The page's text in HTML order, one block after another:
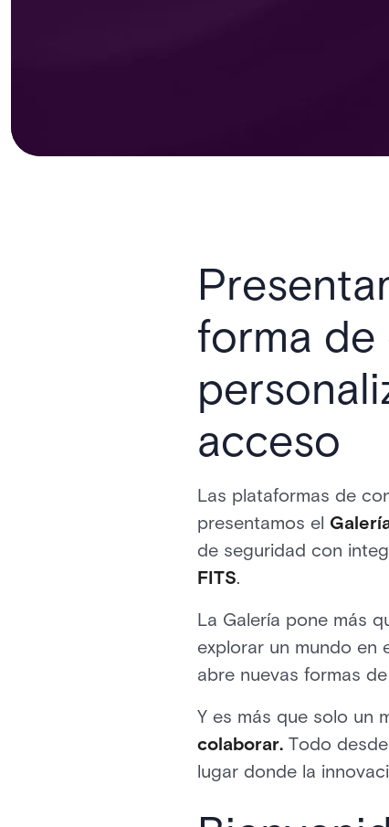
forma de
acceso
Las plataformas de
presentamos el
de seguridad con
FITS.
La Galería pone más
explorar un mundo en
abre nuevas formas
Y es más que solo un
colaborar. Todo
lugar donde la